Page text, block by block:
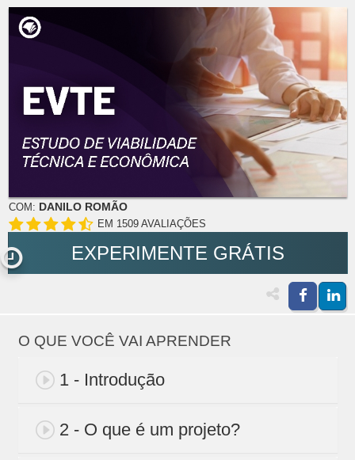
COM: DANILO ROMÃO
EM 1509 AVALIAÇÕES
EXPERIMENTE GRÁTIS
O QUE VOCÊ VAI APRENDER
1 - Introdução
2 - O que é um projeto?